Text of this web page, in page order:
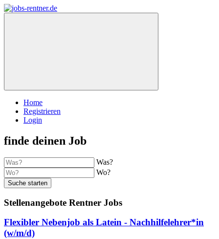
Home
Registrieren
Login
finde deinen Job
Was?
Wo?
Suche starten
Stellenangebote Rentner Jobs
Flexibler Nebenjob als Latein - Nachhilfelehrer*in
(w/m/d)